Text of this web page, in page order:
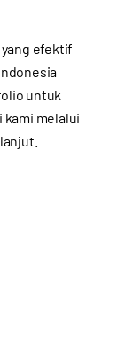
efektif
untuk
kami melalui